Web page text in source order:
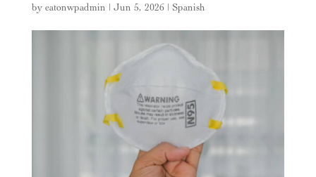
by eatonwpadmin | Jun 5, 2026| Spanish